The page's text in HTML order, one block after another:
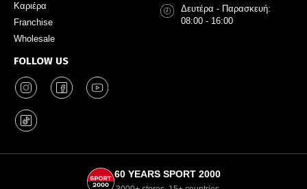
Καριέρα
Franchise
Wholesale
FOLLOW US
Δευτέρα - Παρασκευή:
08:00 - 16:00
60 YEARS SPORT 2000